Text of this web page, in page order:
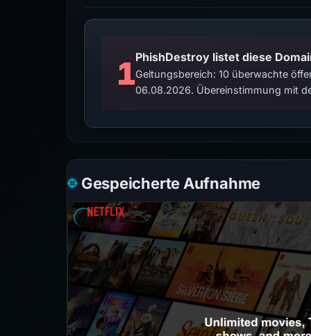
1PhishDestroy listet diese
Geltungsbereich: 10 überwachte
06.08.2026. Übereinstimmung mit
Gespeicherte Aufnahme